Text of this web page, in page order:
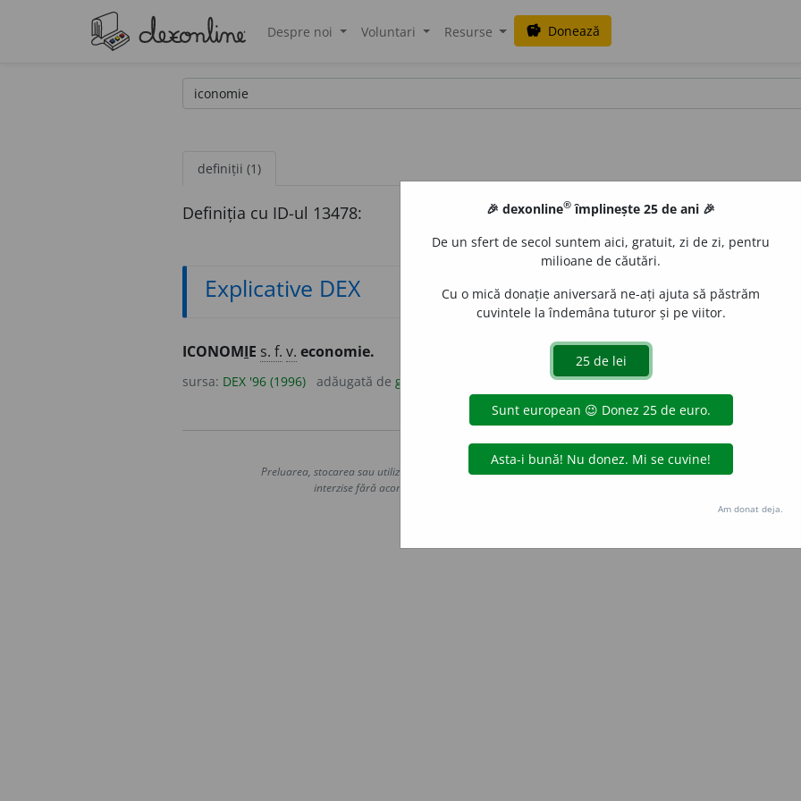
Despre noi Voluntari Resurse savings Donează
definiții (1)
Definiția cu ID-ul 13478:
Explicative DEX
ICONOMIE s. f. v. economie.
sursa: DEX '96 (1996) adăugată de gall
Copyright © 2004-2026 dexonline (https://dexonline.ro)
Preluarea, stocarea sau utilizarea datelor de pe acest site, inclusiv prin orice metode de extragere automată
interzise fără acordul nostru prealabil scris, cu excepția seturilor de date oferite oficial spre utilizare
Hosterion
🎉 dexonline® împlinește 25 de ani 🎉
De un sfert de secol suntem aici, gratuit, zi de zi, pentru
milioane de căutări.
Cu o mică donație aniversară ne-ați ajuta să păstrăm
cuvintele la îndemâna tuturor și pe viitor.
Am donat deja.